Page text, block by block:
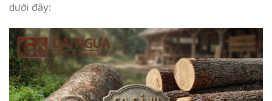
dưới đây: